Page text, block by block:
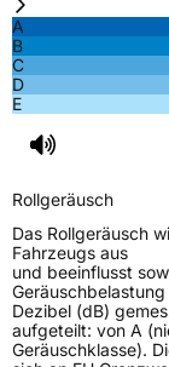
Rollgeräusch
EPREL ID 458248
Allgemeine
Herstellerkontakt
A
B
C
D
E
Rollgeräusch
Das Rollgeräusch
Fahrzeugs aus
und beeinflusst
Dezibel (dB)
aufgeteilt: von A
Geräuschklasse).